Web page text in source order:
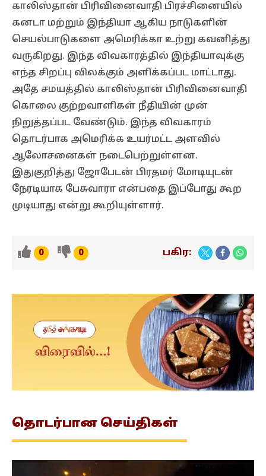
காலிஸ்தான் பிரிவினைவாதி பிரச்சினையில்
கனடா மற்றும் இந்தியா ஆகிய நாடுகளின்
செயல்பாடுகளை அமெரிக்கா உற்று கவனித்து
வருகிறது. இந்த விவகாரத்தில் இந்தியாவுக்கு
எந்த சிறப்பு விலக்கும் அளிக்கப்பட மாட்டாது.
அதே சமயத்தில் காலிஸ்தான் பிரிவினைவாதி
கொலை குற்றவாளிகள் நீதியின் முன்
நிறுத்தப்பட வேண்டும். இந்த விவகாரம்
தொடர்பாக அமெரிக்க உயர்மட்ட அளவில்
ஆலோசனைகள் நடைபெற்றுள்ளன.
இதுகுறித்து ஜோபேடன் பிரதமர் மோடியுடன்
நேரடியாக பேசுவாரா என்பதை இப்போது கூற
முடியாது என்று கூறியுள்ளார்.
0 0 பகிர:
தொடர்பான செய்திகள்